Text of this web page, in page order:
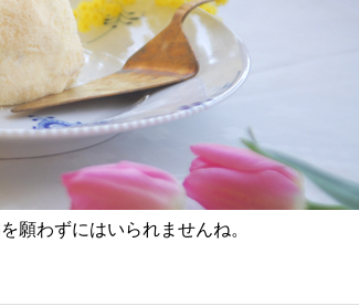
願わずにはいられませんね。